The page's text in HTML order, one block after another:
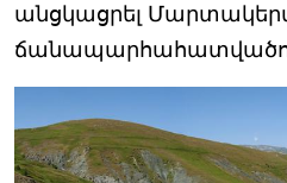
անցկացրել